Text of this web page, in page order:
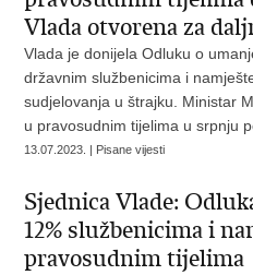
Vlada otvorena za
Vlada je donijela Odluku o
državnim službenicima i
sudjelovanja u štrajku. Ministar
u pravosudnim tijelima u srpnju
13.07.2023. | Pisane vijesti
Sjednica Vlade:
12% službenicima i
pravosudnim tijelima